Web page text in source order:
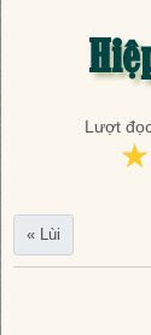
Lượt
« Lùi